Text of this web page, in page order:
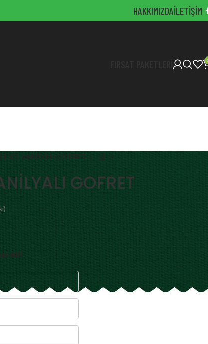
HAKKIMIZDAİLETIŞIM
VANİLYALI GOFRET
GOFRET
ver!